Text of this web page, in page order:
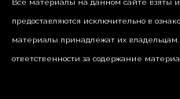
Все материалы на данном сайте взяты
предоставляются исключительно в
материалы принадлежат их
ответственности за содержание